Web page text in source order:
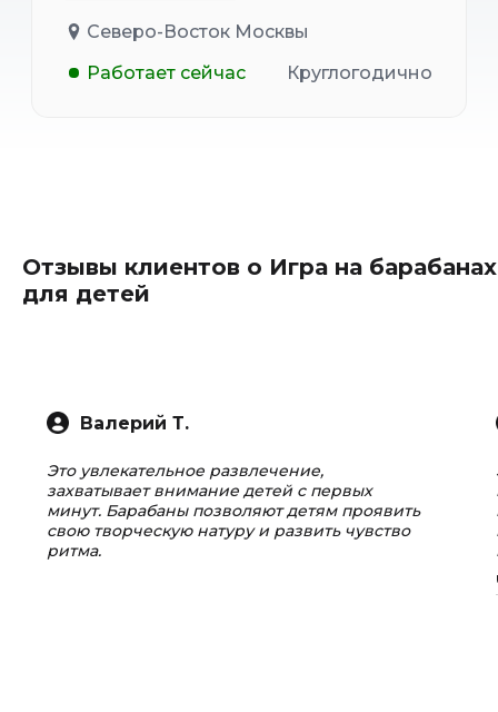
Северо-Восток Москвы
Работает сейчас
Круглогодично
Отзывы клиентов о Игра на барабанах
для детей
Валерий Т.
Это увлекательное развлечение,
захватывает внимание детей с первых
минут. Барабаны позволяют детям проявить
свою творческую натуру и развить чувство
ритма.